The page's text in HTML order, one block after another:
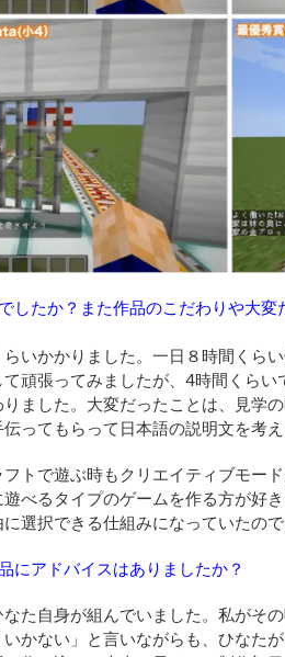
したか？また作品のこだわりや大変
らいかかりました。一日８時間くら
頑張ってみましたが、4時間くらい
ました。 大変だったことは、見学
ってもらって日本語の説明文を考え
トで遊ぶ時もクリエイティブモー
べるタイプのゲームを作る方が好
選択できる仕組みになっていたの
にアドバイスはありましたか？
た自身が組んでいました。私がそ
かない」と言いながらも、ひなた